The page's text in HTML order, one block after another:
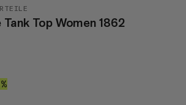
Top Women 1862